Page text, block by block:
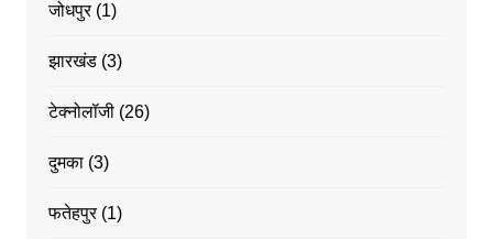
जोधपुर(1)
झारखंड(3)
टेक्नोलॉजी(26)
दुमका(3)
फतेहपुर(1)